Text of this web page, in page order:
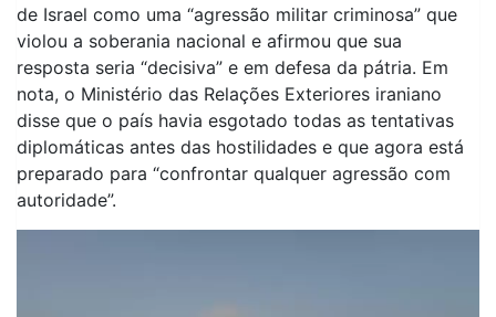
de Israel como uma “agressão militar criminosa” que
violou a soberania nacional e afirmou que sua
resposta seria “decisiva” e em defesa da pátria. Em
nota, o Ministério das Relações Exteriores iraniano
disse que o país havia esgotado todas as tentativas
diplomáticas antes das hostilidades e que agora está
preparado para “confrontar qualquer agressão com
autoridade”.